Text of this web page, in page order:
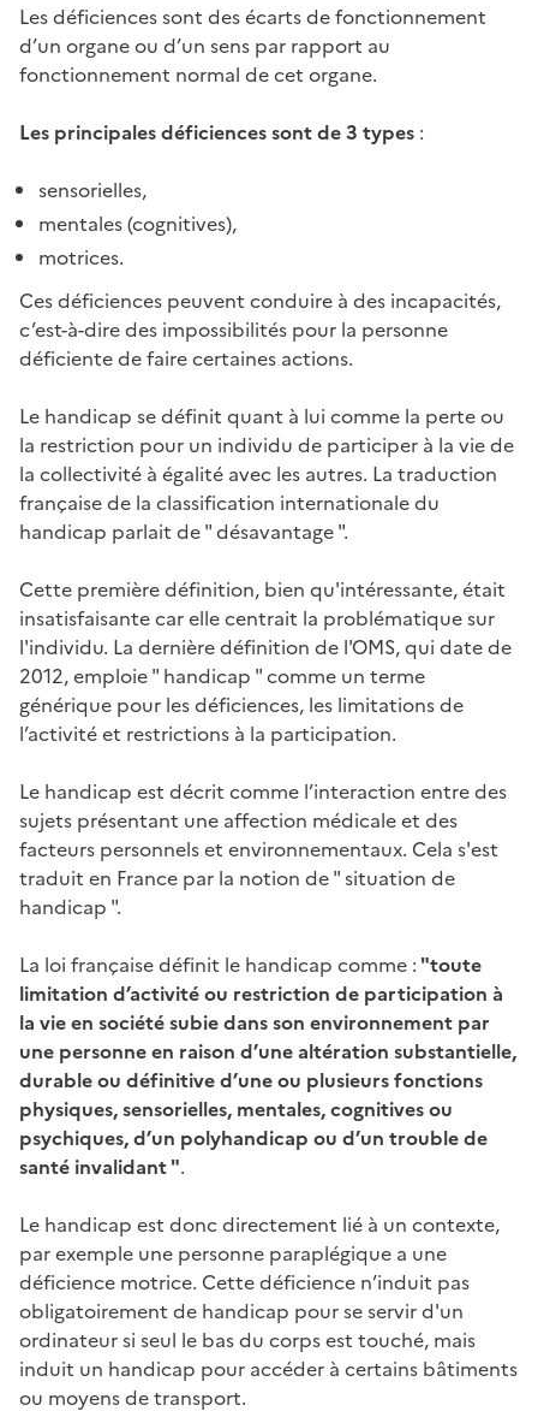
Les déficiences sont des écarts de fonctionnement
d’un organe ou d’un sens par rapport au
fonctionnement normal de cet organe.
Les principales déficiences sont de 3 types :
sensorielles,
mentales (cognitives),
motrices.
Ces déficiences peuvent conduire à des incapacités,
c’est-à-dire des impossibilités pour la personne
déficiente de faire certaines actions.
Le handicap se définit quant à lui comme la perte ou
la restriction pour un individu de participer à la vie de
la collectivité à égalité avec les autres. La traduction
française de la classification internationale du
handicap parlait de " désavantage ".
Cette première définition, bien qu'intéressante, était
insatisfaisante car elle centrait la problématique sur
l'individu. La dernière définition de l'OMS, qui date de
2012, emploie " handicap " comme un terme
générique pour les déficiences, les limitations de
l’activité et restrictions à la participation.
Le handicap est décrit comme l’interaction entre des
sujets présentant une affection médicale et des
facteurs personnels et environnementaux. Cela s'est
traduit en France par la notion de " situation de
handicap ".
La loi française définit le handicap comme : "toute
limitation d’activité ou restriction de participation à
la vie en société subie dans son environnement par
une personne en raison d’une altération substantielle,
durable ou définitive d’une ou plusieurs fonctions
physiques, sensorielles, mentales, cognitives ou
psychiques, d’un polyhandicap ou d’un trouble de
santé invalidant ".
Le handicap est donc directement lié à un contexte,
par exemple une personne paraplégique a une
déficience motrice. Cette déficience n’induit pas
obligatoirement de handicap pour se servir d'un
ordinateur si seul le bas du corps est touché, mais
induit un handicap pour accéder à certains bâtiments
ou moyens de transport.